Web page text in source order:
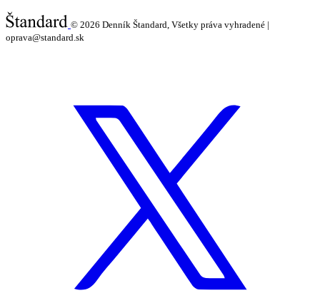
© 2026 Denník Štandard, Všetky práva vyhradené |
oprava@standard.sk